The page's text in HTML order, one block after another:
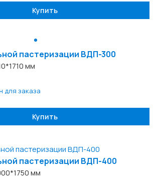
Купить
пастеризации ВДП-300
мм
для заказа
Купить
пастеризации ВДП-400
мм